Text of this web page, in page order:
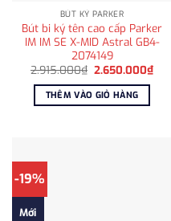
BÚT KÝ PARKER
Bút bi ký tên cao cấp Parker
IM IM SE X-MID Astral GB4-
2074149
2.915.000₫ Giá
là:
2.915.000₫.
2.650.000₫Giá
hiện
THÊM VÀO GIỎ HÀNG
-19%
Mới